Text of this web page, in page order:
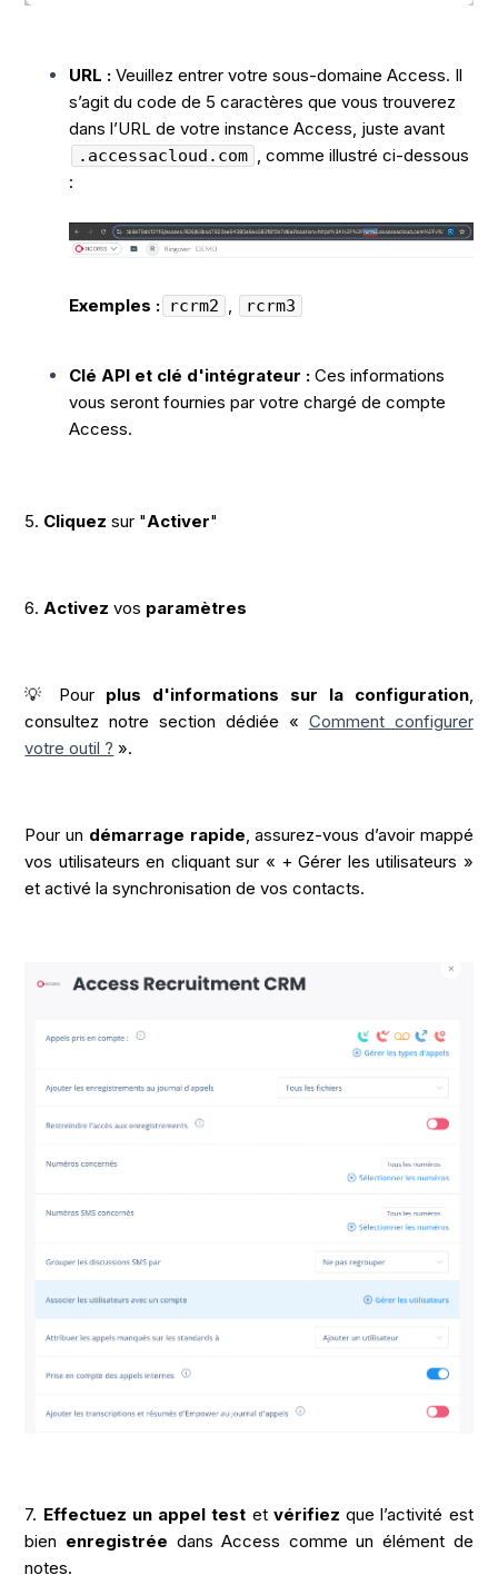
URL : Veuillez entrer votre sous-domaine Access. Il
s’agit du code de 5 caractères que vous trouverez
dans l’URL de votre instance Access, juste avant
.accessacloud.com
, comme illustré ci-dessous
:
Exemples : rcrm2 rcrm3
Clé API et clé d'intégrateur : Ces informations
vous seront fournies par votre chargé de compte
Access.
5. Cliquez sur "Activer"
6. Activez vos paramètres
💡 Pour plus d'informations sur la configuration,
consultez notre section dédiée « Comment configurer
votre outil ? ».
Pour un démarrage rapide , assurez-vous d’avoir mappé
vos utilisateurs en cliquant sur « + Gérer les utilisateurs »
et activé la synchronisation de vos contacts.
7. Effectuez un appel test et vérifiez que l’activité est
bien enregistrée dans Access comme un élément de
notes.